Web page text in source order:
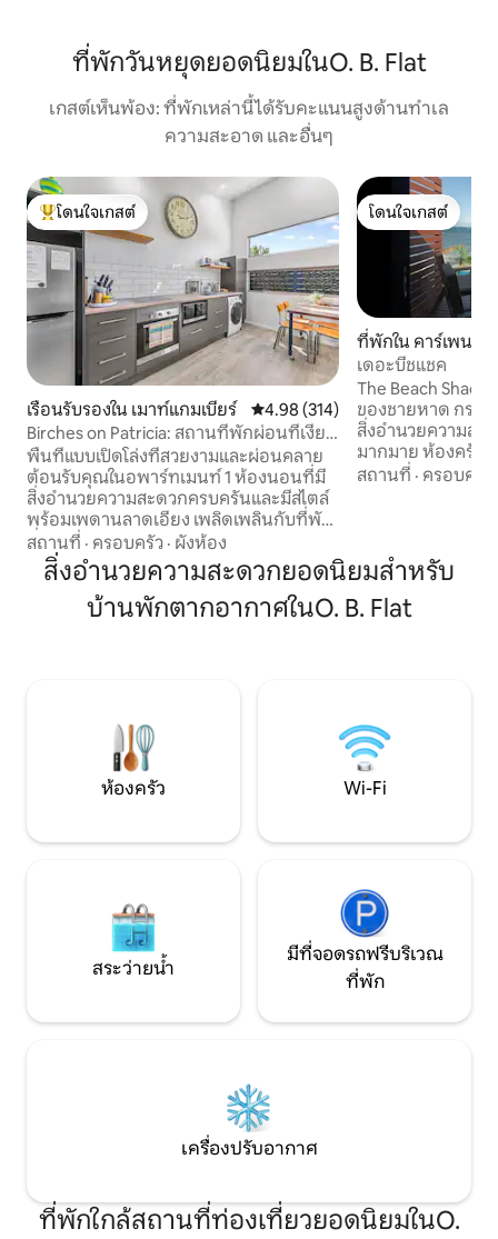
ที่พักวันหยุดยอดนิยมในO. B. Flat
เกสต์เห็นพ้อง: ที่พักเหล่านี้ได้รับคะแนนสูงด้านทำเล
ความสะอาด และอื่นๆ
โดนใจเกสต์ที่สุด
โดนใจเกสต์
เรือนรับรองใน เมาท์แกมเบียร์ คะแนนเฉลี่ย 4.98 จาก 5, 314 รีวิว
4.98 (314)
Birches on Patricia: สถานที่พักผ่อนที่เงียบ
สงบและทันสมัย
พื้นที่แบบเปิดโล่งที่สวยงามและผ่อนคลาย
ต้อนรับคุณในอพาร์ทเมนท์ 1 ห้องนอนที่มี
สิ่งอำนวยความสะดวกครบครันและมีสไตล์
พร้อมเพดานลาดเอียง เพลิดเพลินกับที่พัก
ที่หันหน้าไปทางทิศเหนือ เต็มไปด้วยแสง
สว่าง และมีเสน่ห์ที่ใส่มาอย่างพิถีพิถัน
มากมาย ทันทีที่คุณมาถึง คุณจะรู้สึก
เหมือนอยู่บ้านทันที พื้นที่ลานด้านหน้าและ
ได้อย่างเต็มที่ พร้อมห้องอาบน้ำฝักบัวแบบ
วอล์กอินขนาด XL ที่จอดรถนอกถนน
สถานที่ · ครอบครัว · ผังห้อง
โดนใจเกสต์
โดนใจเกสต์
ที่พักใน คาร์เพนเต
เดอะบีชแชค
The Beach
ของชายหาด กระ
สิ่งอำนวยความส
มากมาย ห้องครัว
ครันและห้องนอนห
ไมโครเวฟหม้อท
แบบครอบครัวนั่งผ่
กับวิว ราคานี้สำห
เข้าพักฟรี เป็นมิตร
สถานที่ · ครอบครัว
สิ่งอำนวยความสะดวกยอดนิยมสำหรับ
บ้านพักตากอากาศในO. B. Flat
ห้องครัว Wi-Fi
สระว่ายน้ำ
มีที่จอดรถฟรีบริเวณ
ที่พัก
เครื่องปรับอากาศ
ที่พักใกล้สถานที่ท่องเที่ยวยอดนิยมในO.